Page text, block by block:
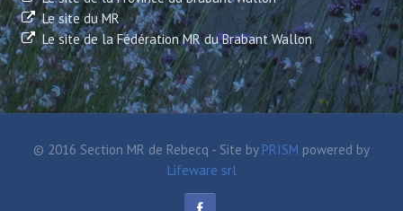
Le site du MR
Le site de la Fédération MR du Brabant Wallon
© 2016 Section MR de Rebecq - Site by PRISM powered by
Lifeware srl